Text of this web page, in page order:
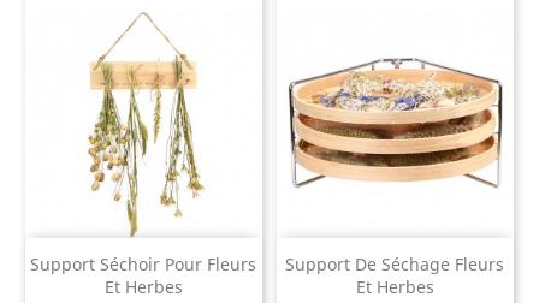
Support Séchoir Pour Fleurs
Et Herbes
Support De Séchage Fleurs
Et Herbes